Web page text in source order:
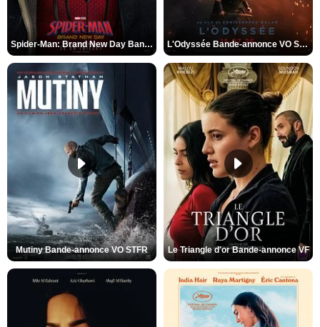
Spider-Man: Brand New Day Bande-annonce VO STFR L'Odyssée Bande-annonce VO STFR
Mutiny Bande-annonce VO STFR Le Triangle d'or Bande-annonce VF